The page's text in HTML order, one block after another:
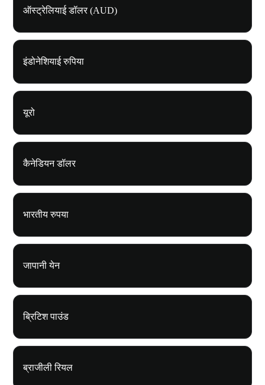
ऑस्ट्रेलियाई डॉलर (AUD)
इंडोनेशियाई रुपिया
यूरो
कैनेडियन डॉलर
भारतीय रुपया
जापानी येन
ब्रिटिश पाउंड
ब्राजीली रियल